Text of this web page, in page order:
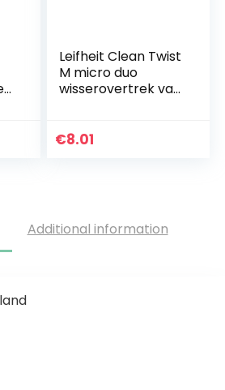
Leifheit Clean Twist
M micro duo
wisserovertrek van
vervangende hoes
€8.01
Additional information